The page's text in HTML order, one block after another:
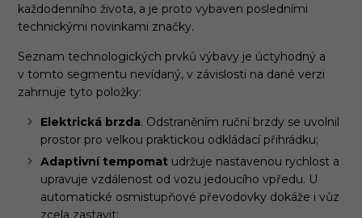
každodenního života, a je proto vybaven posledními
technickými novinkami značky.
Seznam technologických prvků výbavy je úctyhodný a
v tomto segmentu nevídaný, v závislosti na dané verzi
zahrnuje tyto položky:
Elektrická brzda. Odstraněním ruční brzdy se uvolnil
prostor pro velkou praktickou odkládací přihrádku;
Adaptivní tempomat udržuje nastavenou rychlost a
upravuje vzdálenost od vozu jedoucího vpředu. U
automatické osmistupňové převodovky dokáže i vůz
zcela zastavit;